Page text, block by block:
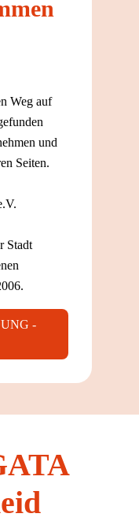
Weg auf
und
Seiten.
Stadt
-